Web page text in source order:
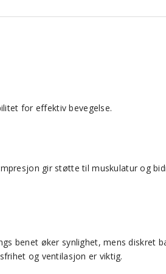
for effektiv bevegelse.
gir støtte til muskulatur og
benet øker synlighet, mens diskret
og ventilasjon er viktig.